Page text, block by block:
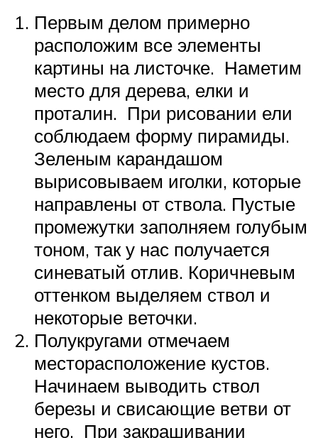
Первым делом примерно
расположим все элементы
картины на листочке. Наметим
место для дерева, елки и
проталин. При рисовании ели
соблюдаем форму пирамиды.
Зеленым карандашом
вырисовываем иголки, которые
направлены от ствола. Пустые
промежутки заполняем голубым
тоном, так у нас получается
синеватый отлив. Коричневым
оттенком выделяем ствол и
некоторые веточки.
Полукругами отмечаем
месторасположение кустов.
Начинаем выводить ствол
березы и свисающие ветви от
него. При закрашивании